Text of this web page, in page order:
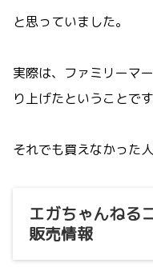
と思っていました。
実際は、ファミリーマ
り上げたということです
それでも買えなかった
エガちゃんねる
販売情報